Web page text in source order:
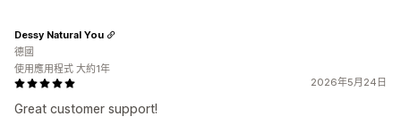
2026年5月24日
Great customer support!
Dessy Natural You
德國
使用應用程式 大約1年